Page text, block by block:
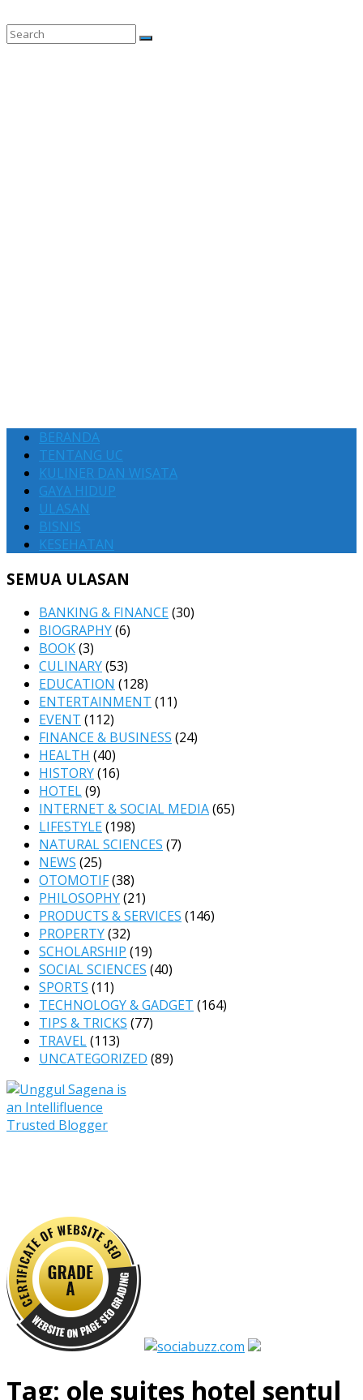
BERANDA
TENTANG UC
KULINER DAN WISATA
GAYA HIDUP
ULASAN
BISNIS
KESEHATAN
SEMUA ULASAN
BANKING & FINANCE(30)
BIOGRAPHY(6)
BOOK(3)
CULINARY(53)
EDUCATION (128)
ENTERTAINMENT (11)
EVENT (112)
FINANCE & BUSINESS (24)
HEALTH (40)
HISTORY(16)
HOTEL(9)
INTERNET & SOCIAL MEDIA(65)
LIFESTYLE(198)
NATURAL SCIENCES (7)
NEWS (25)
OTOMOTIF(38)
PHILOSOPHY(21)
PRODUCTS & SERVICES (146)
PROPERTY(32)
SCHOLARSHIP (19)
SOCIAL SCIENCES (40)
SPORTS (11)
TECHNOLOGY & GADGET (164)
TIPS & TRICKS (77)
TRAVEL(113)
UNCATEGORIZED (89)
Tag: ole suites hotel sentul